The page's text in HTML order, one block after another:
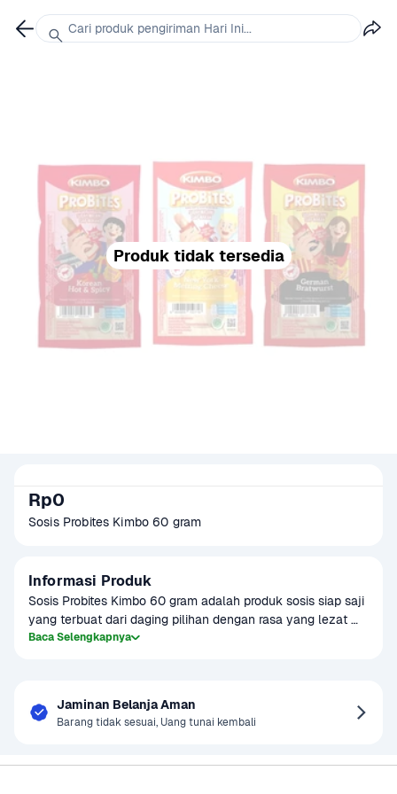
Produk tidak tersedia
Rp0
Sosis Probites Kimbo 60 gram
Informasi Produk
Sosis Probites Kimbo 60 gram adalah produk sosis siap saji
yang terbuat dari daging pilihan dengan rasa yang lezat
dan gurih. Dengan ukuran praktis 60 gram, sosis ini cocok
tidak mengandung bahan pengawet berbahaya. Sosis
Probites Kimbo ini dapat dimasak dengan cara digoreng,
mudah dan cepat untuk menikmati sosis yang enak.
Baca Selengkapnya
Jaminan Belanja Aman
Barang tidak sesuai, Uang tunai kembali
Cari produk pengiriman Hari Ini...